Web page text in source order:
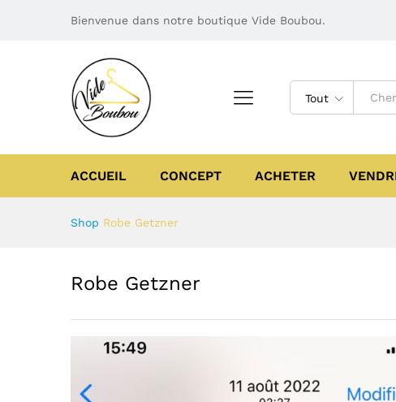
Bienvenue dans notre boutique Vide Boubou.
Tout
ACCUEIL CONCEPT ACHETER
Shop Robe Getzner
Robe Getzner